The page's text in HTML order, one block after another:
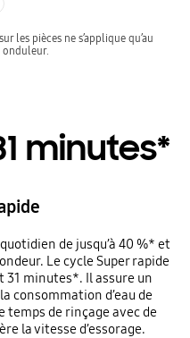
les pièces ne s’applique qu’au
onduleur.
minutes*
de jusqu’à 40 %* et
Le cycle Super rapide
31 minutes*. Il assure un
consommation d’eau de
temps de rinçage avec de
la vitesse d’essorage.